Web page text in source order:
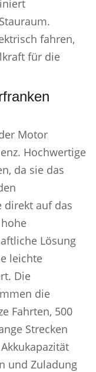
fahren,
für die
Motor
Hochwertige
da sie das
direkt auf das
Lösung
leichte
Die
die
Fahrten, 500
Strecken
und Zuladung